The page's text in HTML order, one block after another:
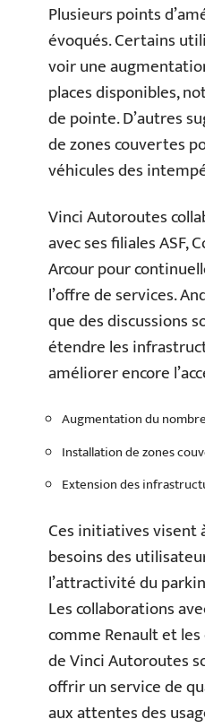
Plusieurs points
évoqués. Certains
voir une
places disponibles,
de pointe. D’autres
de zones couvertes
véhicules des
Vinci Autoroutes
avec ses filiales ASF,
Arcour pour
l’offre de services.
que des discussions
étendre les
améliorer encore
Augmentation du
Installation de zones
Extension des
Ces initiatives visent
besoins des
l’attractivité du
Les collaborations
comme Renault et
de Vinci Autoroutes
offrir un service de
aux attentes des